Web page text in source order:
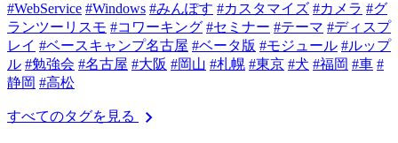
#WebService #Windows #みんぽす #カスタマイズ #カメラ #グ
ランツーリスモ #コワーキング #セミナー #テーマ #ディスプ
レイ #ベースキャンプ名古屋 #ベータ版 #モジュール #ルップ
ル #勉強会 #名古屋 #大阪 #岡山 #札幌 #東京 #犬 #福岡 #車 #
静岡 #高松
すべてのタグを見る chevron_right